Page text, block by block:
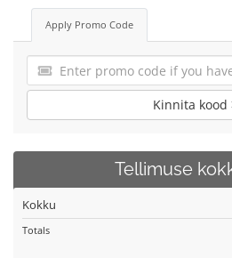
Apply Promo Code
Kinnita kood
Tellimuse
Kokku
Totals